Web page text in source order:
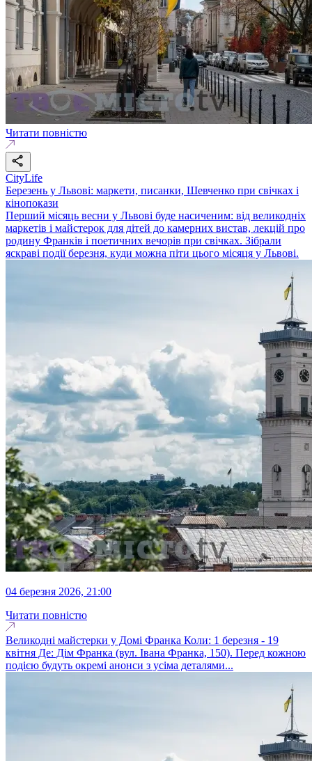
Читати повністю
CityLife
Березень у Львові: маркети, писанки, Шевченко при свічках і
кінопокази
Перший місяць весни у Львові буде насиченим: від великодніх
маркетів і майстерок для дітей до камерних вистав, лекцій про
родину Франків і поетичних вечорів при свічках. Зібрали
яскраві події березня, куди можна піти цього місяця у Львові.
04 березня 2026, 21:00
Читати повністю
Великодні майстерки у Домі Франка Коли: 1 березня - 19
квітня Де: Дім Франка (вул. Івана Франка, 150). Перед кожною
подією будуть окремі анонси з усіма деталями...